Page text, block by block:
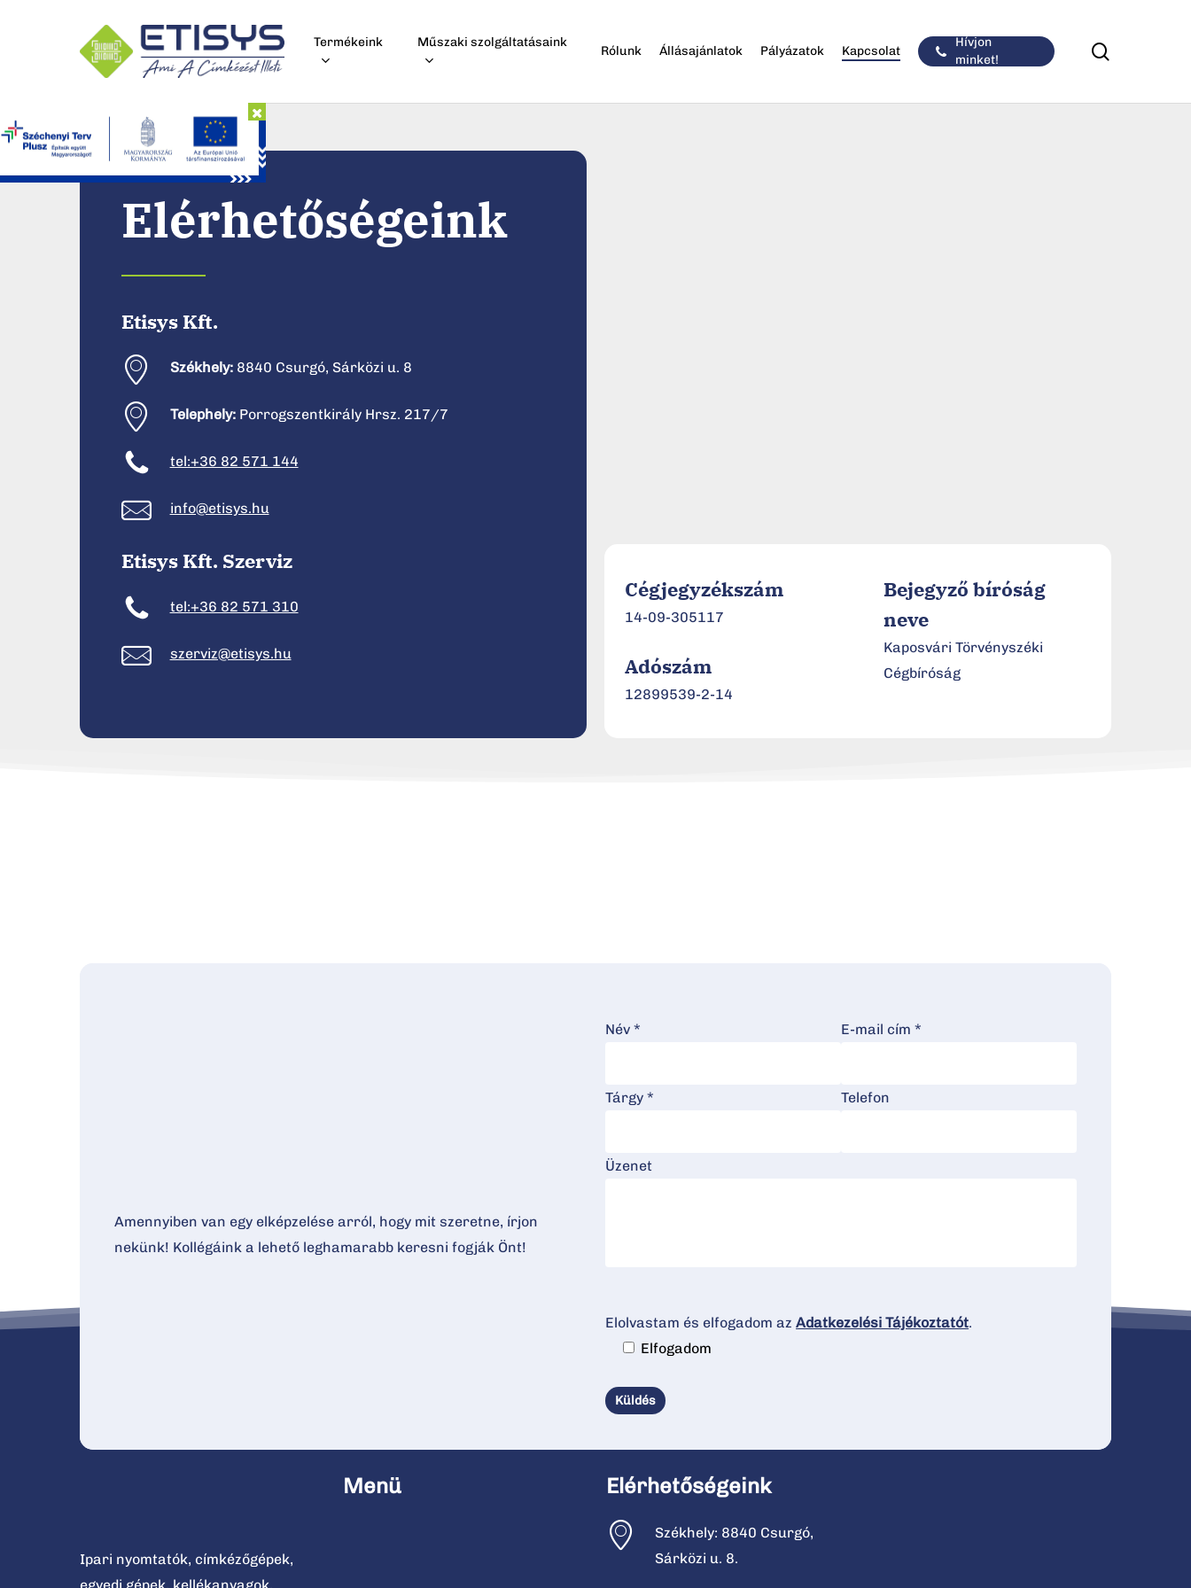
Nyomjon ENTER-t a kereséshez, ESC-t a bezáráshoz
Termékeink Műszaki szolgáltatásaink
Rólunk Állásajánlatok Pályázatok Kapcsolat
Hívjon
minket!
Elérhetőségeink
Etisys Kft.
Székhely: 8840 Csurgó, Sárközi u. 8
Telephely: Porrogszentkirály Hrsz. 217/7
tel:+36 82 571 144
info@etisys.hu
Etisys Kft. Szerviz
tel:+36 82 571 310
szerviz@etisys.hu
Cégjegyzékszám
14-09-305117
Adószám
12899539-2-14
Bejegyző bíróság
neve
Kaposvári Törvényszéki
Cégbíróság
Amennyiben van egy elképzelése arról, hogy mit szeretne, írjon
nekünk! Kollégáink a lehető leghamarabb keresni fogják Önt!
Név * E-mail cím *
Tárgy * Telefon
Üzenet
Elolvastam és elfogadom azAdatkezelési Tájékoztatót.
Elfogadom
Ipari nyomtatók, címkézőgépek,
egyedi gépek, kellékanyagok,
Menü Elérhetőségeink
Székhely: 8840 Csurgó,
Sárközi u. 8.